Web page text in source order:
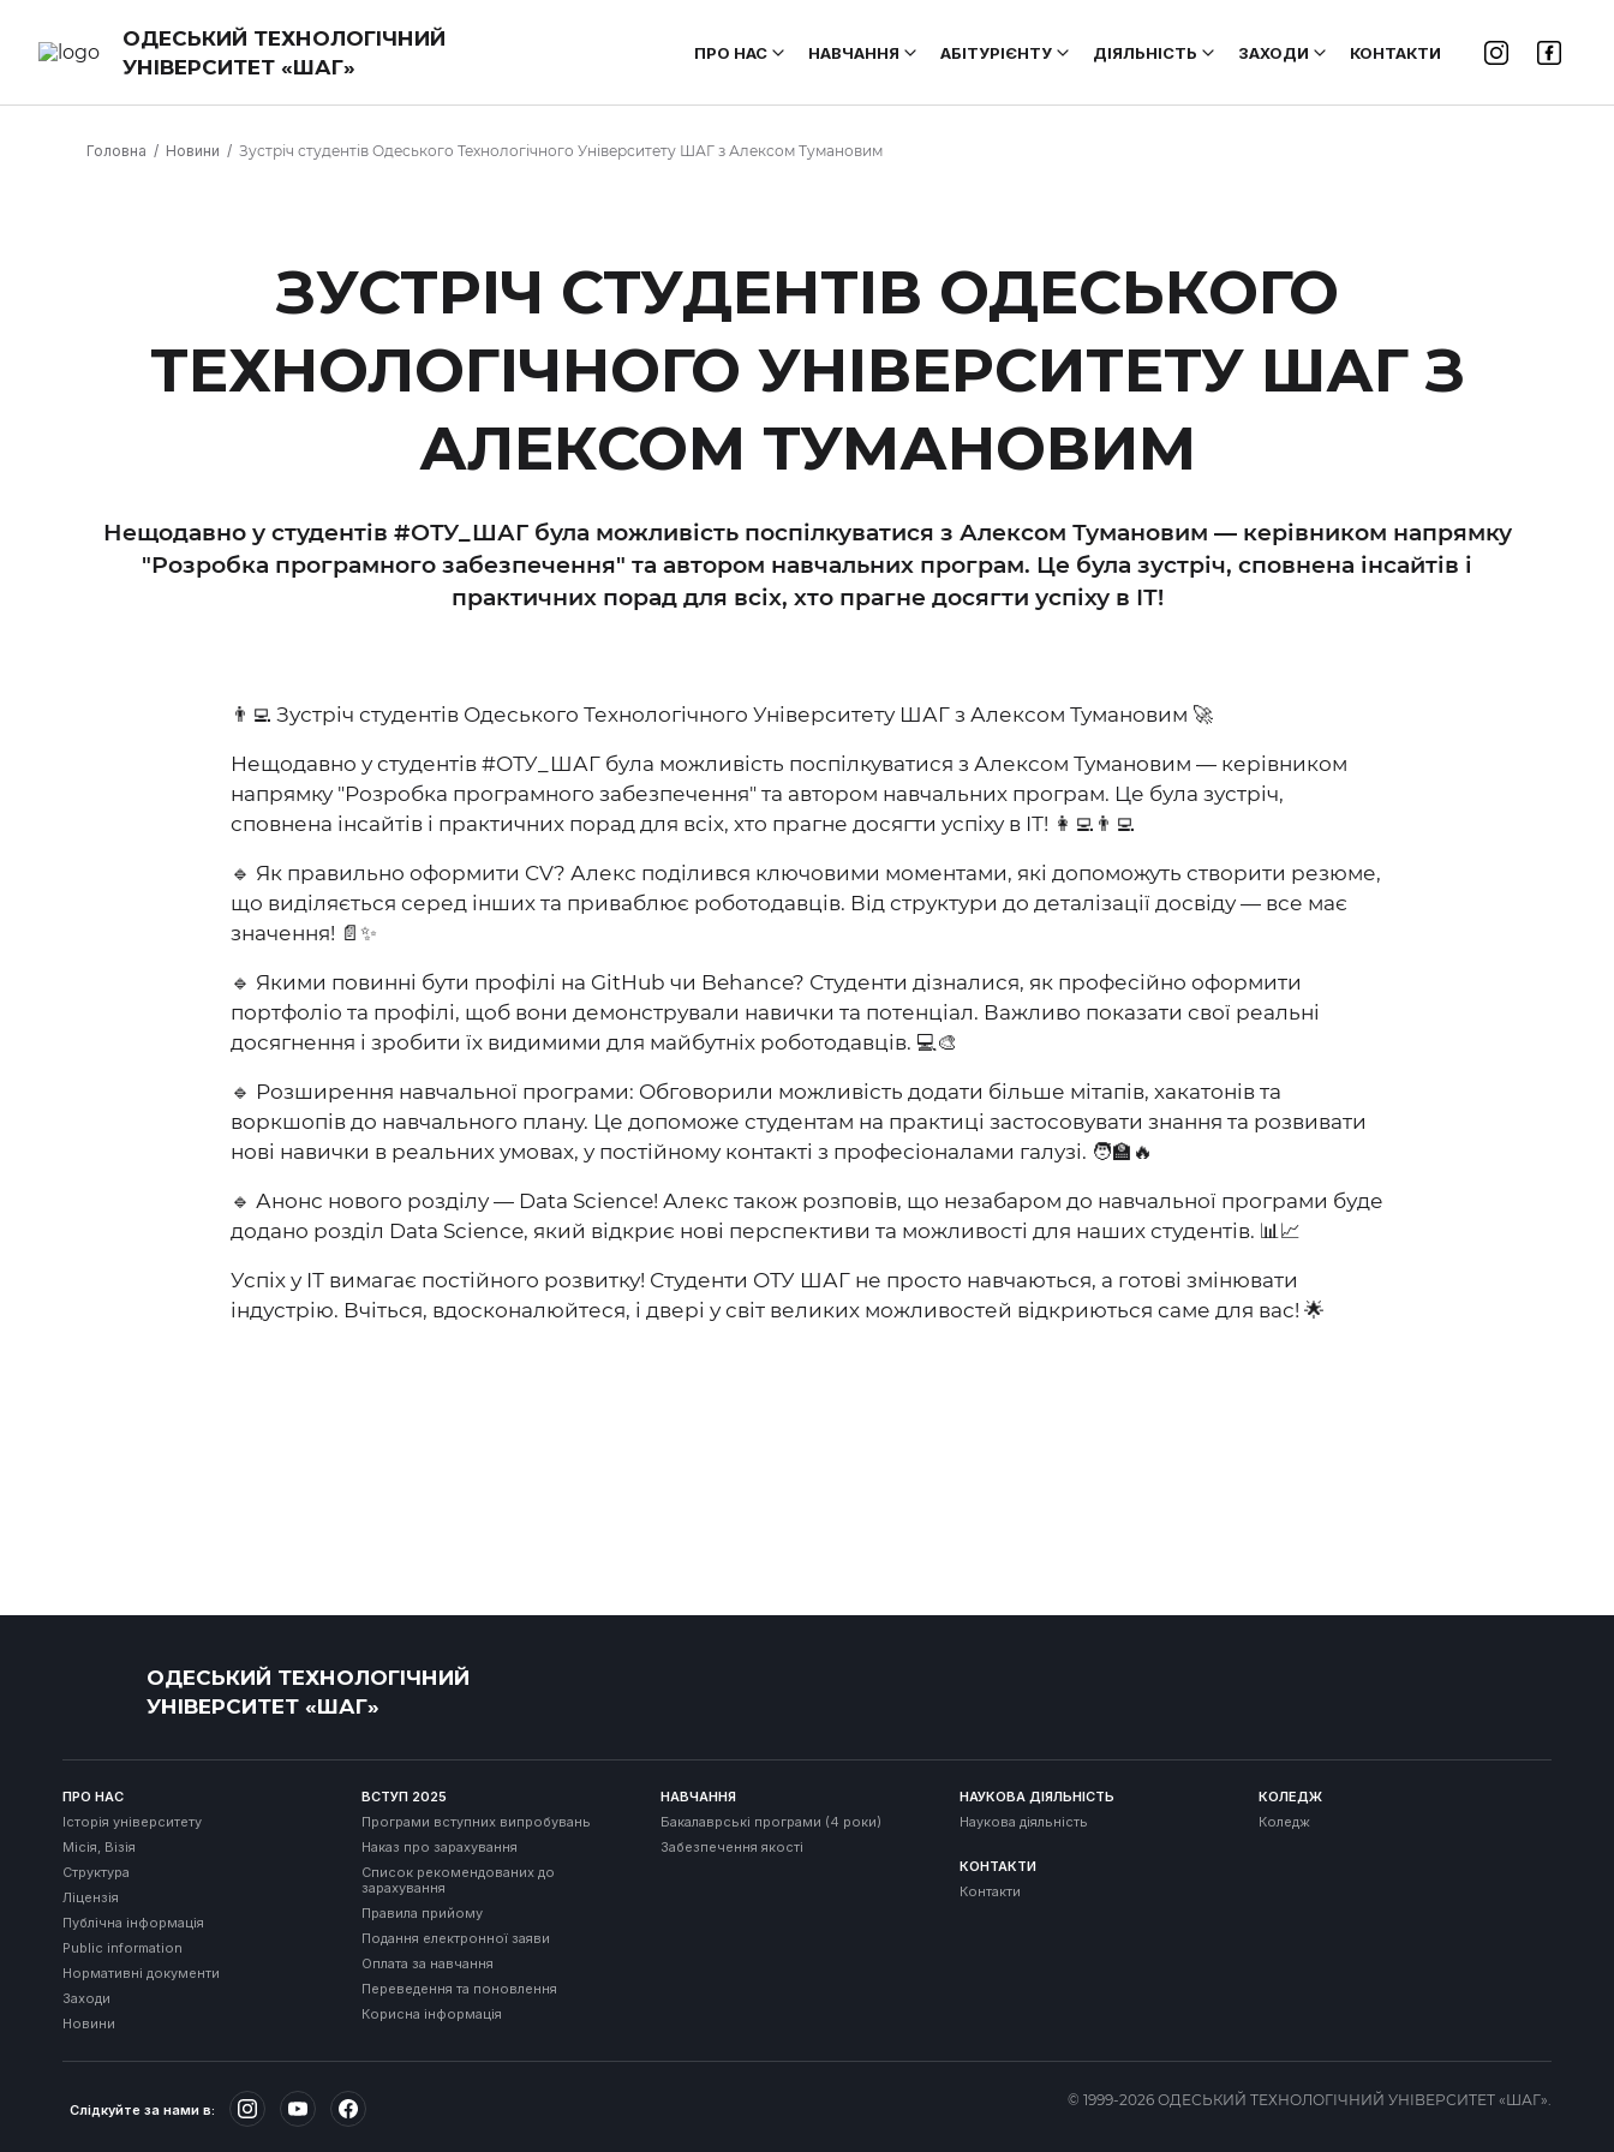
ОДЕСЬКИЙ ТЕХНОЛОГІЧНИЙ
УНІВЕРСИТЕТ «ШАГ»
ПРО НАС НАВЧАННЯ АБІТУРІЄНТУ ДІЯЛЬНІСТЬ ЗАХОДИ КОНТАКТИ
Головна Новини Зустріч студентів Одеського Технологічного Університету ШАГ з Алексом Тумановим
ЗУСТРІЧ СТУДЕНТІВ ОДЕСЬКОГО
ТЕХНОЛОГІЧНОГО УНІВЕРСИТЕТУ ШАГ З
АЛЕКСОМ ТУМАНОВИМ
Нещодавно у студентів #ОТУ_ШАГ була можливість поспілкуватися з Алексом Тумановим — керівником напрямку
"Розробка програмного забезпечення" та автором навчальних програм. Це була зустріч, сповнена інсайтів і
практичних порад для всіх, хто прагне досягти успіху в ІТ!
👨‍💻 Зустріч студентів Одеського Технологічного Університету ШАГ з Алексом Тумановим 🚀
Нещодавно у студентів #ОТУ_ШАГ була можливість поспілкуватися з Алексом Тумановим — керівником
напрямку "Розробка програмного забезпечення" та автором навчальних програм. Це була зустріч,
сповнена інсайтів і практичних порад для всіх, хто прагне досягти успіху в ІТ! 👩‍💻👨‍💻
🔹 Як правильно оформити CV? Алекс поділився ключовими моментами, які допоможуть створити резюме,
що виділяється серед інших та приваблює роботодавців. Від структури до деталізації досвіду — все має
значення! 📄✨
🔹 Якими повинні бути профілі на GitHub чи Behance? Студенти дізналися, як професійно оформити
портфоліо та профілі, щоб вони демонстрували навички та потенціал. Важливо показати свої реальні
досягнення і зробити їх видимими для майбутніх роботодавців. 💻🎨
🔹 Розширення навчальної програми: Обговорили можливість додати більше мітапів, хакатонів та
воркшопів до навчального плану. Це допоможе студентам на практиці застосовувати знання та розвивати
нові навички в реальних умовах, у постійному контакті з професіоналами галузі. 🧑‍🏫🔥
🔹 Анонс нового розділу — Data Science! Алекс також розповів, що незабаром до навчальної програми буде
додано розділ Data Science, який відкриє нові перспективи та можливості для наших студентів. 📊📈
Успіх у ІТ вимагає постійного розвитку! Студенти ОТУ ШАГ не просто навчаються, а готові змінювати
індустрію. Вчіться, вдосконалюйтеся, і двері у світ великих можливостей відкриються саме для вас! 🌟
ОДЕСЬКИЙ ТЕХНОЛОГІЧНИЙ
УНІВЕРСИТЕТ «ШАГ»
ПРО НАС
Історія університету
Місія, Візія
Структура
Ліцензія
Публічна інформація
Public information
Нормативні документи
Заходи
Новини
ВСТУП 2025
Програми вступних випробувань
Наказ про зарахування
Список рекомендованих до
зарахування
Правила прийому
Подання електронної заяви
Оплата за навчання
Переведення та поновлення
Корисна інформація
НАВЧАННЯ
Бакалаврські програми (4 роки)
Забезпечення якості
НАУКОВА ДІЯЛЬНІСТЬ
Наукова діяльність
КОЛЕДЖ
Коледж
КОНТАКТИ
Контакти
Слідкуйте за нами в:
© 1999-2026 ОДЕСЬКИЙ ТЕХНОЛОГІЧНИЙ УНІВЕРСИТЕТ «ШАГ».